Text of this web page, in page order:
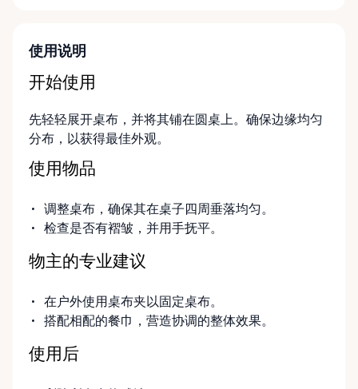
使用说明
开始使用
先轻轻展开桌布，并将其铺在圆桌上。确保边缘均匀
分布，以获得最佳外观。
使用物品
调整桌布，确保其在桌子四周垂落均匀。
检查是否有褶皱，并用手抚平。
物主的专业建议
在户外使用桌布夹以固定桌布。
搭配相配的餐巾，营造协调的整体效果。
使用后